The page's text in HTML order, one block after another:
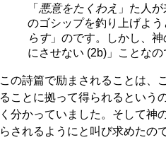
「 悪意をたくわえ 」た人
のゴシップを釣り上げよ
らす」のです。しかし、
にさせない (2b)」ことなの
この詩篇で励まされることは、
ることに拠って得られるという
く分かっていました。そして神
らされるようにと叫び求めたの